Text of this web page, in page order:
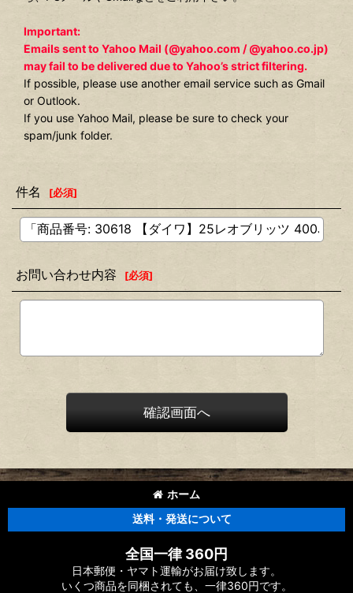
Important:
Emails sent to Yahoo Mail (@yahoo.com / @yahoo.co.jp)
may fail to be delivered due to Yahoo’s strict filtering.
If possible, please use another email service such as Gmail
or Outlook.
If you use Yahoo Mail, please be sure to check your
spam/junk folder.
件名 [必須]
お問い合わせ内容 [必須]
確認画面へ
ホーム
送料・発送について
全国一律 360円
日本郵便・ヤマト運輸がお届け致します。
いくつ商品を同梱されても、一律360円です。